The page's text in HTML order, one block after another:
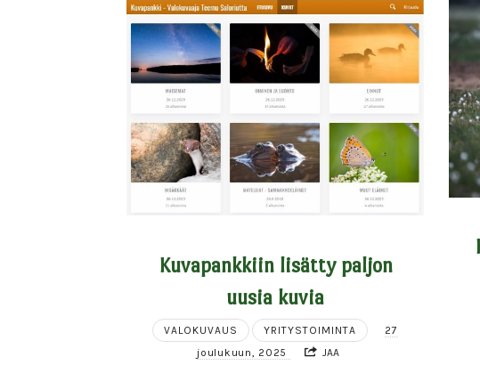
Kuvapankkiin lisätty paljon
uusia kuvia
VALOKUVAUS YRITYSTOIMINTA
27
joulukuun, 2025
JAA